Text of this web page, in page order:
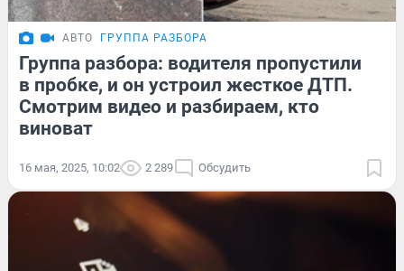
АВТО ГРУППА РАЗБОРА
Группа разбора: водителя пропустили
в пробке, и он устроил жесткое ДТП.
Смотрим видео и разбираем, кто
виноват
16 мая, 2025, 10:02 2 289 Обсудить